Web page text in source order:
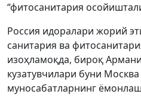
“фитосанитария
Россия идоралари жорий
санитария ва
изоҳламоқда, бироқ
кузатувчилари буни
муносабатларнинг